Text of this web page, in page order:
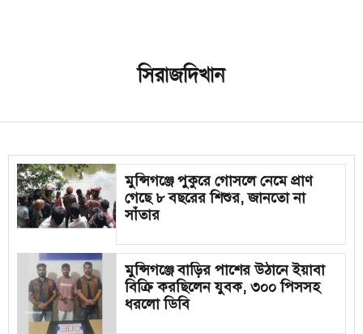
সিরাজদিখান
মুন্সিগঞ্জে পুকুরে গোসলে নেমে প্রাণ
গেছে ৮ বছরের শিশুর, জানতো না
সাঁতার
মুন্সিগঞ্জে বাড়ির পাশের উঠানে ইয়াবা
বিক্রি করছিলেন যুবক, ৩০০ পিসসহ
ধরলো ডিবি